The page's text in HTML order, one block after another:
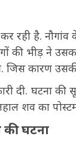
है. नौगांव
की भीड़ ने
जिस कारण
दी. घटना
शव का
घटना